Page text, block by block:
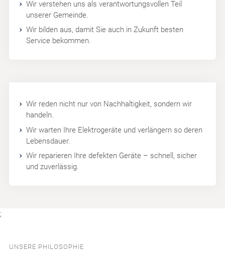
Wir verstehen uns als verantwortungsvollen Teil
unserer Gemeinde.
Wir bilden aus, damit Sie auch in Zukunft besten
Service bekommen.
Wir reden nicht nur von Nachhaltigkeit, sondern wir
handeln.
Wir warten Ihre Elektrogeräte und verlängern so deren
Lebensdauer.
Wir reparieren Ihre defekten Geräte – schnell, sicher
und zuverlässig.
;
UNSERE PHILOSOPHIE